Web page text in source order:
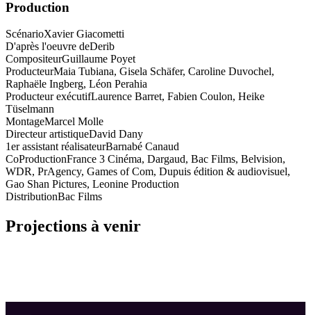
Production
ScénarioXavier Giacometti
D'après l'oeuvre deDerib
CompositeurGuillaume Poyet
ProducteurMaia Tubiana, Gisela Schäfer, Caroline Duvochel,
Raphaële Ingberg, Léon Perahia
Producteur exécutifLaurence Barret, Fabien Coulon, Heike
Tüselmann
MontageMarcel Molle
Directeur artistiqueDavid Dany
1er assistant réalisateurBarnabé Canaud
CoProductionFrance 3 Cinéma, Dargaud, Bac Films, Belvision,
WDR, PrAgency, Games of Com, Dupuis édition & audiovisuel,
Gao Shan Pictures, Leonine Production
DistributionBac Films
Projections à venir